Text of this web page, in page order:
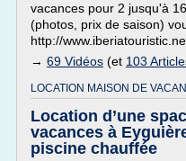
vacances pour 2 jusqu'à
(photos, prix de saison)
http://
→ 69 Vidéos (et 103
LOCATION MAISON DE
Location d’une
vacances à
piscine chauffée